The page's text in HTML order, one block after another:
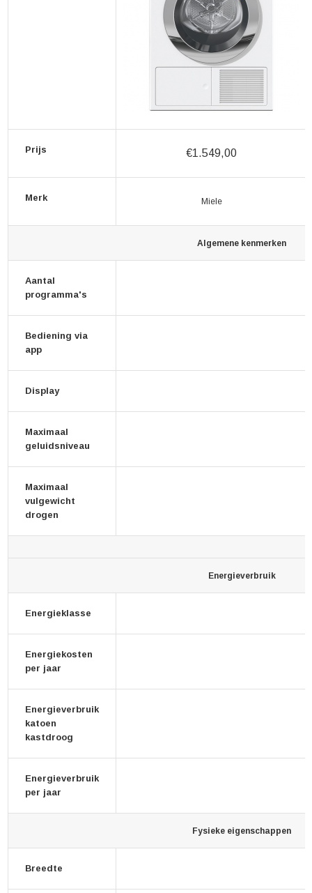
Prijs €1.549,00
Merk Miele
Algemene kenmerken
Aantal
programma's
Bediening via
app
Display
Maximaal
geluidsniveau
Maximaal
vulgewicht
drogen
Energieverbruik
Energieklasse
Energiekosten
per jaar
Energieverbruik
katoen
kastdroog
Energieverbruik
per jaar
Fysieke eigenschappen
Breedte